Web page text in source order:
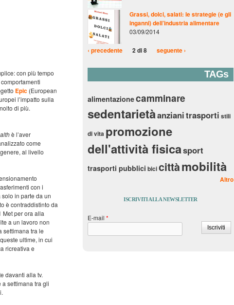
con più tempo
Epic (European
l’impatto sulla
di più.
è l’aver
come
al livello
con i
in parte da un
è contraddistinto da
Met per ora alla
a un lavoro non
settimana tra le
ultime, in cui
ricreativa e
davanti alla tv.
settimana tra gli
Grassi, dolci, salati: le strategie (e gli
inganni) dell’industria alimentare
03/09/2014
‹ precedente 2 di 8 seguente ›
TAGs
alimentazionecamminare
sedentarietàanzianitrasporti stili
di vita promozione
dell'attività fisicasport
trasporti pubblici bicicittàmobilità
Altro
ISCRIVITI ALLA NEWSLETTER
E-mail *